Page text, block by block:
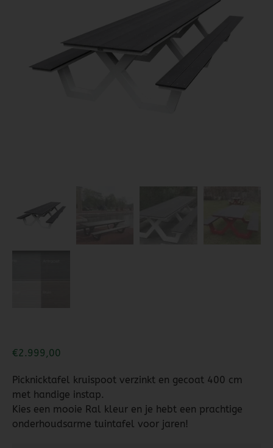
Gaas&Beugels
€2.999,00
Picknicktafel kruispoot verzinkt en gecoat 400 cm
met handige instap.
Kies een mooie Ral kleur en je hebt een prachtige
onderhoudsarme tuintafel voor jaren!